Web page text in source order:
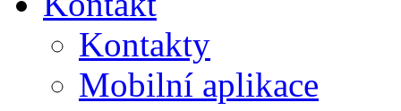
Kontakty
Mobilní aplikace